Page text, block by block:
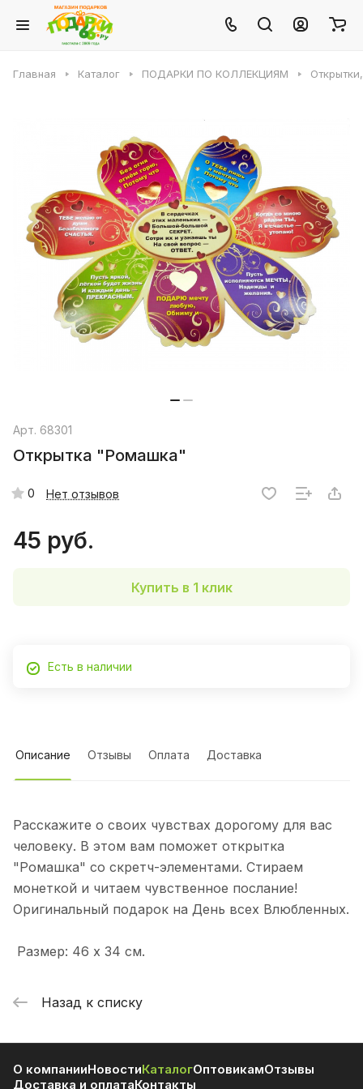
Главная Каталог ПОДАРКИ ПО КОЛЛЕКЦИЯМ
Арт. 68301
Открытка "Ромашка"
0 Нет отзывов
45 руб.
Купить в 1 клик
Есть в наличии
Описание Отзывы Оплата Доставка
Расскажите о своих чувствах дорогому для вас
человеку. В этом вам поможет открытка
"Ромашка" со скретч-элементами. Стираем
монеткой и читаем чувственное послание!
Оригинальный подарок на День всех Влюбленных.
Размер: 46 х 34 см.
Назад к списку
О компанииНовостиКаталогОптовикамОтзывы
Доставка и оплатаКонтакты